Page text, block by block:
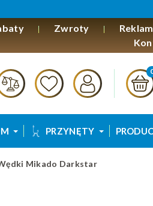
Zwroty
PRZYNĘTY
Mikado Darkstar